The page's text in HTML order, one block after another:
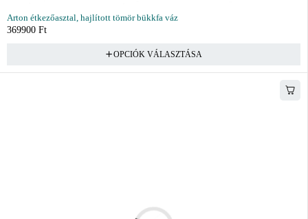
Arton étkezőasztal, hajlított tömör bükkfa váz
369900 Ft
OPCIÓK VÁLASZTÁSA